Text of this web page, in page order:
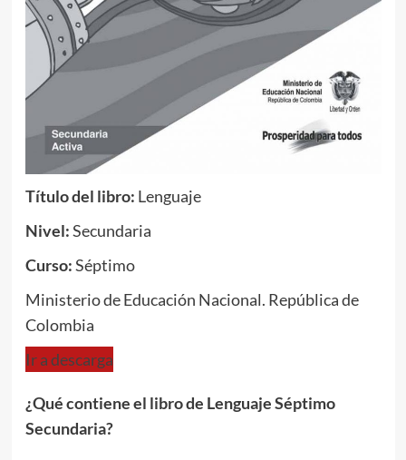
Título del libro: Lenguaje
Nivel:Secundaria
Curso:Séptimo
Ministerio de Educación Nacional. República de
Colombia
Ir a descarga
¿Qué contiene el libro de Lenguaje Séptimo
Secundaria?